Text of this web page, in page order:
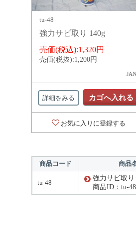
tu-48
強力サビ取り 140g
売価(税込):1,320円
売価(税抜):1,200円
詳細をみる カゴへ入れる
お気に入りに登録する
商品コード 商品
tu-48
強力サビ取り
商品ID：tu-48